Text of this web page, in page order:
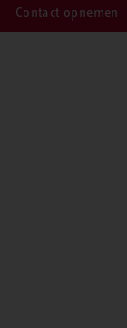
Contact opnemen